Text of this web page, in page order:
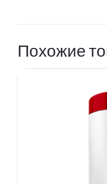
Похожие